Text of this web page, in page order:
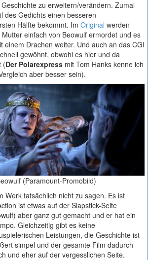
zu erweitern/verändern. Zumal
des Gedichts einen besseren
Hälfte bekommt. Im Original werden
einfach von Beowulf ermordet und es
einem Drachen weiter. Und auch an das CGI
gewöhnt, obwohl es hier und da
(Der Polarexpress mit Tom Hanks kenne ich
aber besser sein).
(Paramount-Promobild)
Werk tatsächlich nicht zu sagen. Es ist
ist etwas auf der Slapstick-Seite
aber ganz gut gemacht und er hat ein
Gleichzeitig gibt es keine
Leistungen, die Geschichte ist
simpel und der gesamte Film dadurch
und eher auf der vergesslichen Seite.